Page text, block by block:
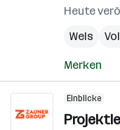
Heute
Wels
Merken
Einblicke